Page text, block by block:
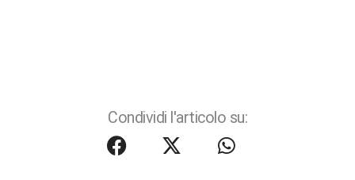
Condividi l'articolo su: